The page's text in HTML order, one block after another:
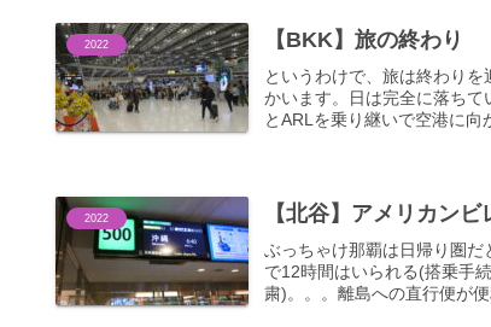
2022 【BKK】旅の終わり
というわけで、旅は終わり
かいます。日は完全に落ち
とARLを乗り継いで空港に
2022 【北谷】アメリカンビ
ぶっちゃけ那覇は日帰り圏
で12時間はいられる(搭乗手
粛)。。。離島への直行便が